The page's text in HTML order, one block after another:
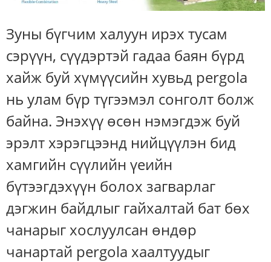
Зуны бүгчим халуун ирэх тусам
сэрүүн, сүүдэртэй гадаа баян бүрд
хайж буй хүмүүсийн хувьд pergola
нь улам бүр түгээмэл сонголт болж
байна. Энэхүү өсөн нэмэгдэж буй
эрэлт хэрэгцээнд нийцүүлэн бид
хамгийн сүүлийн үеийн
бүтээгдэхүүн болох загварлаг
дэгжин байдлыг гайхалтай бат бөх
чанарыг хослуулсан өндөр
чанартай pergola хаалтуудыг